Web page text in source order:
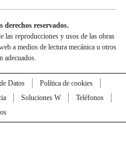
reservados.
reproducciones y usos de las obras
a medios de lectura mecánica u otros
adecuados.
Datos
Política de cookies
Soluciones W
Teléfonos